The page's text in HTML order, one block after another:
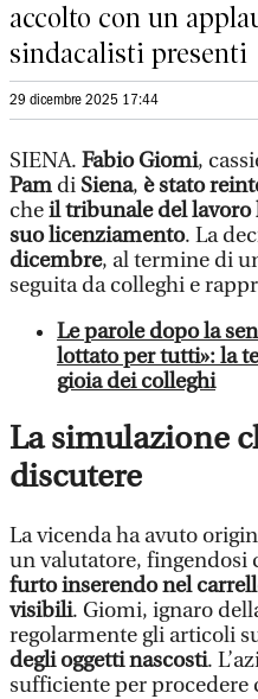
accolto con un
sindacalisti presenti
29 dicembre 2025 17:44
SIENA. Fabio Giomi,
Pam di Siena, è stato
cheil tribunale del
suo licenziamento. La
dicembre, al termine di
seguita da colleghi e
Le parole dopo la
lottato per tutti»: la
gioia dei colleghi
La simulazione
discutere
La vicenda ha avuto
un valutatore, fingendosi
furto inserendo nel
visibili. Giomi, ignaro
regolarmente gli articoli
degli oggetti nascosti.
sufficiente per procedere